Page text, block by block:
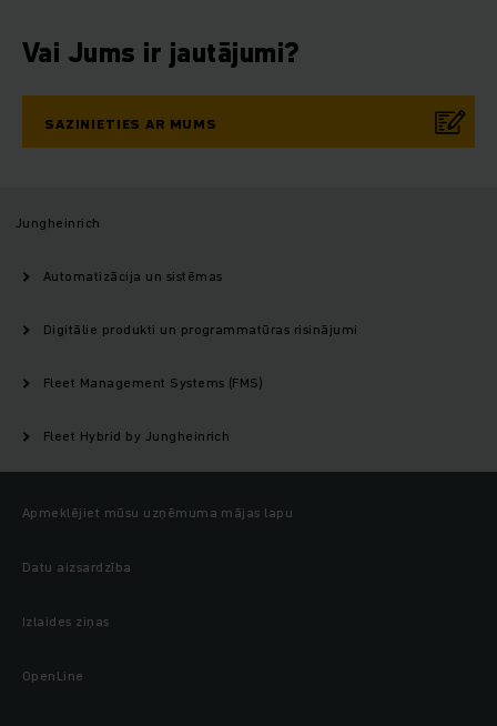
Vai Jums ir jautājumi?
SAZINIETIES AR MUMS
Jungheinrich
Automatizācija un sistēmas
Digitālie produkti un programmatūras risinājumi
Fleet Management Systems (FMS)
Fleet Hybrid by Jungheinrich
Apmeklējiet mūsu uzņēmuma mājas lapu
Datu aizsardzība
Izlaides ziņas
OpenLine